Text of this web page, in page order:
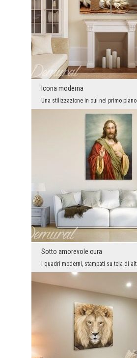
Icona moderna
Sotto amorevole cura